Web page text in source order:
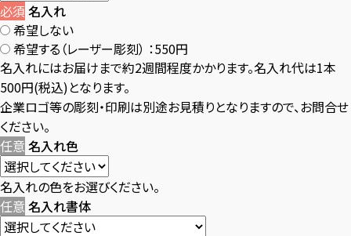
必須 名入れ
希望しない
希望する（レーザー彫刻） ：550円
名入れにはお届けまで約2週間程度かかります。名入れ代は1本
500円(税込)となります。
企業ロゴ等の彫刻・印刷は別途お見積りとなりますので、お問合せ
ください。
任意 名入れ色
名入れの色をお選びください。
任意 名入れ書体